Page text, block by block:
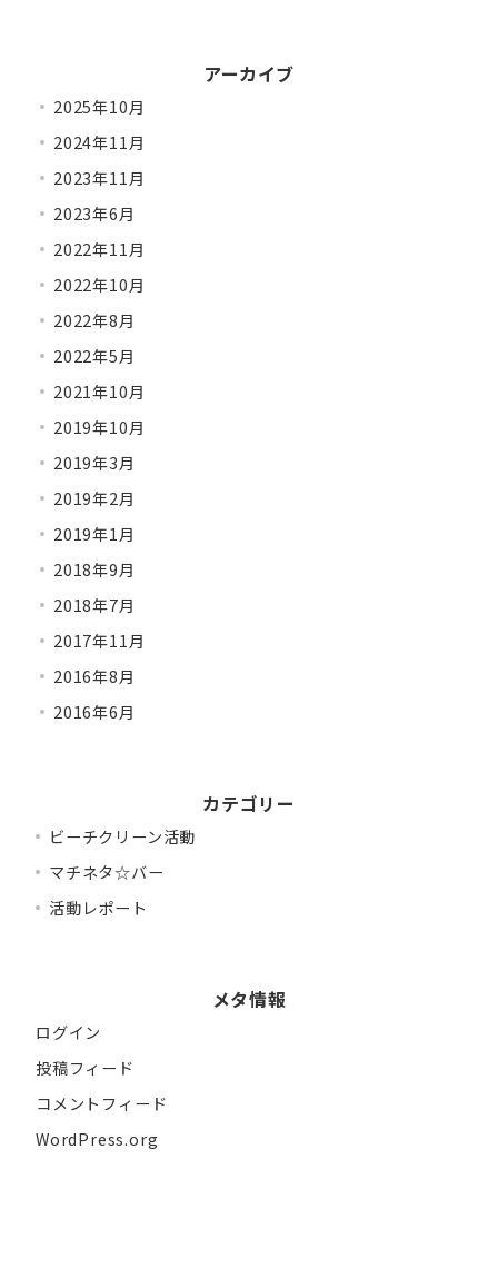
アーカイブ
2025年10月
2024年11月
2023年11月
2023年6月
2022年11月
2022年10月
2022年8月
2022年5月
2021年10月
2019年10月
2019年3月
2019年2月
2019年1月
2018年9月
2018年7月
2017年11月
2016年8月
2016年6月
カテゴリー
ビーチクリーン活動
マチネタ☆バー
活動レポート
メタ情報
ログイン
投稿フィード
コメントフィード
WordPress.org